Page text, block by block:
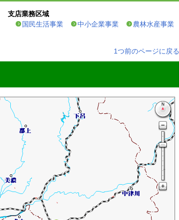
支店業務区域
国民生活事業
中小企業事業 農林水産事業
1つ前のページに戻る